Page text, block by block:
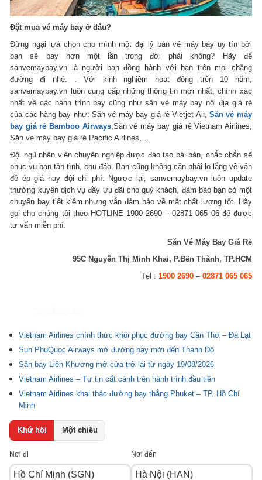
Đặt mua vé máy bay ở đâu?
Đừng ngại lựa chọn cho mình một đại lý bán vé máy bay uy tín bởi
bạn sẽ bay hơn một lần trong đời phải không? Hãy để
sanvemaybay.vn là người bạn đồng hành với bạn trên mọi chặng
đường đi nhé. . Với kinh nghiệm hoạt động trên 10 năm,
sanvemaybay.vn luôn cung cấp những thông tin mới nhất, chính xác
nhất về các hành trình bay cũng như săn vé máy bay nội địa giá rẻ
của các hãng bay như: Săn vé máy bay giá rẻ Vietjet Air,Săn vé máy
bay giá rẻ Bamboo Airways,Săn vé máy bay giá rẻ Vietnam Airlines,
Săn vé máy bay giá rẻ Pacific Airlines,…
Đội ngũ nhân viên chuyên nghiệp được đào tạo bài bản, chắc chắn sẽ
phục vụ bạn tận tình, chu đáo. Bạn cũng không cần phải lo lắng về vấn
đề ép giá hay đội chi phí. Ngược lại, sanvemaybay.vn luôn update
thường xuyên dịch vụ đầy ưu đãi cho quý khách, đảm bảo bạn có một
chuyến bay tiết kiệm nhưng vẫn đảm bảo về mặt chất lượng tốt. Hãy
gọi cho chúng tôi theo HOTLINE 1900 2690 – 02871 065 06 để được
tư vấn miễn phí.
Săn Vé Máy Bay Giá Rẻ
95C Nguyễn Thị Minh Khai, P.Bến Thành, TP.HCM
Tel : 1900 2690– 02871 065 065
Vietnam Airlines chính thức khôi phục đường bay Cần Thơ – Đà Lạt
Sun PhuQuoc Airways mở đường bay mới đến Thành Đô
Sân bay Liên Khương mở cửa trở lại từ ngày 19/08/2026
Vietnam Airlines – Tự tin cất cánh trên hành trình đầu tiên
Vietnam Airlines khai thác đường bay thẳng Phuket – TP. Hồ Chí
Minh
Khứ hồi Một chiều
Nơi đi Nơi đến